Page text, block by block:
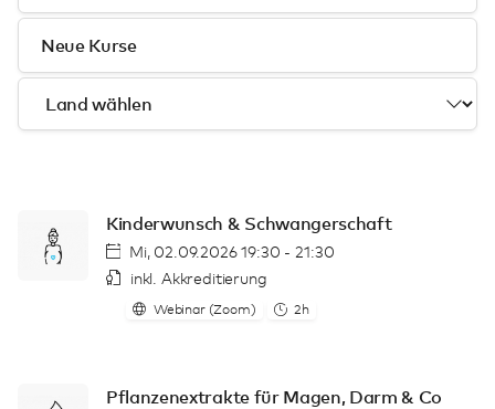
Neue Kurse
Kinderwunsch & Schwangerschaft
Mi, 02.09.2026 19:30 - 21:30
inkl. Akkreditierung
Webinar (Zoom) 2h
Pflanzenextrakte für Magen, Darm & Co